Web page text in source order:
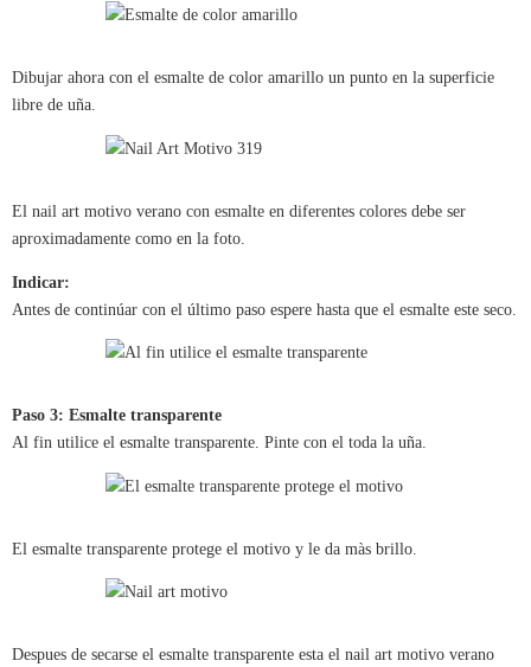
Dibujar ahora con el esmalte de color amarillo un punto en la superficie
libre de uña.
El nail art motivo verano con esmalte en diferentes colores debe ser
aproximadamente como en la foto.
Indicar:
Antes de continúar con el último paso espere hasta que el esmalte este seco.
Paso 3: Esmalte transparente
Al fin utilice el esmalte transparente. Pinte con el toda la uña.
El esmalte transparente protege el motivo y le da màs brillo.
Despues de secarse el esmalte transparente esta el nail art motivo verano